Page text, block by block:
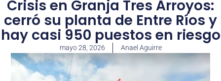
Crisis en Granja Tres Arroyos:
cerró su planta de Entre Ríos y
hay casi 950 puestos en riesgo
mayo 28, 2026 Anael Aguirre